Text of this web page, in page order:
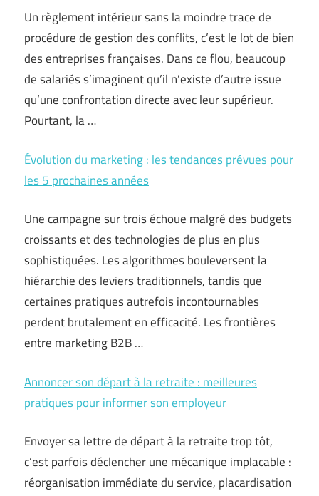
Un règlement intérieur sans la moindre trace de
procédure de gestion des conflits, c’est le lot de bien
des entreprises françaises. Dans ce flou, beaucoup
de salariés s’imaginent qu’il n’existe d’autre issue
qu’une confrontation directe avec leur supérieur.
Pourtant, la …
Évolution du marketing : les tendances prévues pour
les 5 prochaines années
Une campagne sur trois échoue malgré des budgets
croissants et des technologies de plus en plus
sophistiquées. Les algorithmes bouleversent la
hiérarchie des leviers traditionnels, tandis que
certaines pratiques autrefois incontournables
perdent brutalement en efficacité. Les frontières
entre marketing B2B …
Annoncer son départ à la retraite : meilleures
pratiques pour informer son employeur
Envoyer sa lettre de départ à la retraite trop tôt,
c’est parfois déclencher une mécanique implacable :
réorganisation immédiate du service, placardisation